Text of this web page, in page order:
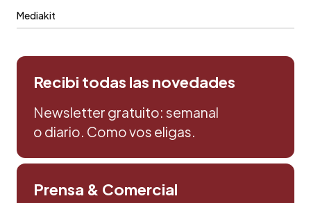
Mediakit
Recibi todas las novedades
Newsletter gratuito: semanal
o diario. Como vos eligas.
Prensa & Comercial